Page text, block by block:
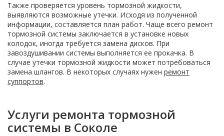
Также проверяется уровень тормозной жидкости,
выявляются возможные утечки. Исходя из полученной
информации, составляется план работ. Чаще всего ремонт
тормозной системы заключается в установке новых
колодок, иногда требуется замена дисков. При
завоздушивании системы выполняется ее прокачка. В
случае утечки тормозной жидкости может потребоваться
замена шлангов. В некоторых случаях нужен ремонт
суппортов.
Услуги ремонта тормозной
системы в Соколе